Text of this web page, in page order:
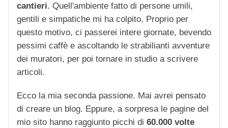
cantieri. Quell'ambiente fatto di persone umili,
gentili e simpatiche mi ha colpito. Proprio per
questo motivo, ci passerei intere giornate, bevendo
pessimi caffè e ascoltando le strabilianti avventure
dei muratori, per poi tornare in studio a scrivere
articoli.
Ecco la mia seconda passione. Mai avrei pensato
di creare un blog. Eppure, a sorpresa le pagine del
mio sito hanno raggiunto picchi di 60.000 volte